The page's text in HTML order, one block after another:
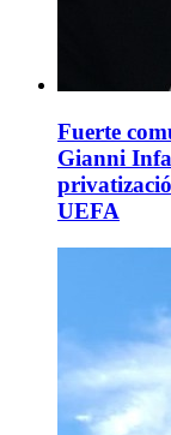
Fuerte
Gianni
UEFA